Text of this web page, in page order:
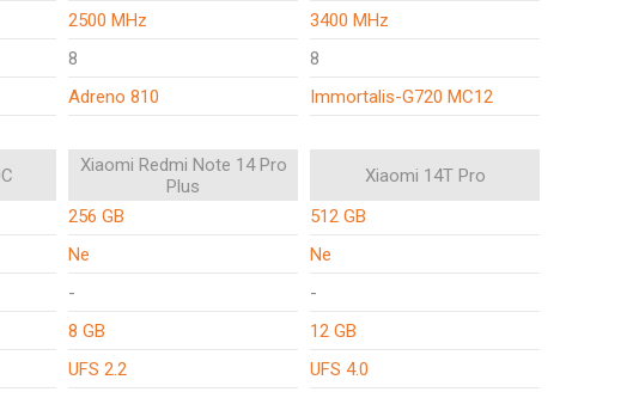
2500 MHz
3400 MHz
8
8
Adreno 810 Immortalis-G720 MC12
Xiaomi Redmi Note 14 Pro
Plus
Xiaomi 14T Pro
256 GB
512 GB
Ne
Ne
-
-
8 GB
12 GB
UFS 2.2 UFS 4.0